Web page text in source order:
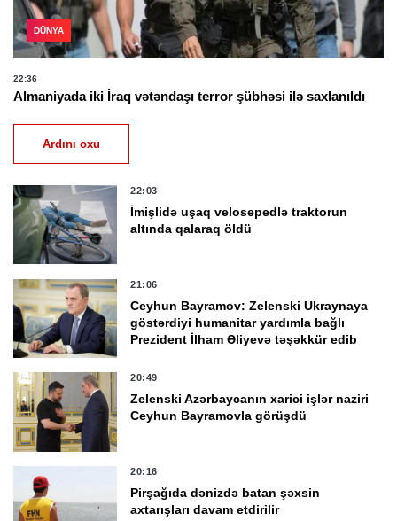
DÜNYA
22:36
Almaniyada iki İraq vətəndaşı terror şübhəsi ilə saxlanıldı
Ardını oxu
22:03
İmişlidə uşaq velosepedlə traktorun
altında qalaraq öldü
21:06
Ceyhun Bayramov: Zelenski Ukraynaya
göstərdiyi humanitar yardımla bağlı
Prezident İlham Əliyevə təşəkkür edib
20:49
Zelenski Azərbaycanın xarici işlər naziri
Ceyhun Bayramovla görüşdü
20:16
Pirşağıda dənizdə batan şəxsin
axtarışları davam etdirilir